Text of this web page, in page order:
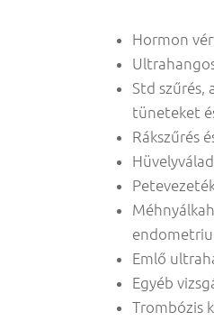
Hormon
Std szűrés,
tüneteket
Rákszűrés
Emlő
Egyéb
Trombózis